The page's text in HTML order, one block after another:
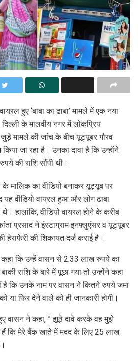
हुए ‘बाबा का ढाबा’ मामले में एक नया
दिल्ली के मालवीय नगर में लोकप्रिय
जुड़े मामले की जांच के बीच यूट्यूबर गौरव
जा रहा है। उनका दावा है कि उन्होंने
की राशि सौंपी थी।
के मालिक का वीडियो बनाकर यूट्यूब पर
वीडियो वायरल हुआ और लोग ढाबा
हालांकि, वीडियो वायरल होने के करीब
प्रसाद ने इंस्टाग्राम इनफ्लुएंसर व यूट्यूबर
की शिकायत दर्ज कराई है।
कहा कि उन्हें वासन से 2.33 लाख रुपये का
राशि के बारे में पूछा गया तो उन्होंने कहा
है कि उनके नाम पर वासन ने कितने रुपये जमा
या फिर देने वाले को ही जानकारी होगी।
वासन ने कहा, ” झूठे दावे करके वह मुझे
कि मेरे बैंक खाते में मदद के लिए 25 लाख